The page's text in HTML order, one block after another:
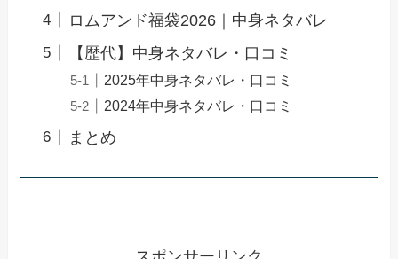
ロムアンド福袋2026｜中身ネタバレ
【歴代】中身ネタバレ・口コミ
2025年中身ネタバレ・口コミ
2024年中身ネタバレ・口コミ
まとめ